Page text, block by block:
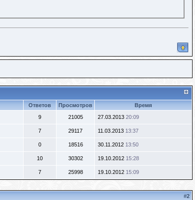
Ответов Просмотров Время
9 21005 27.03.2013 20:09
7 29117 11.03.2013 13:37
0 18516 30.11.2012 13:50
10 30302 19.10.2012 15:28
7 25998 19.10.2012 15:09
#2